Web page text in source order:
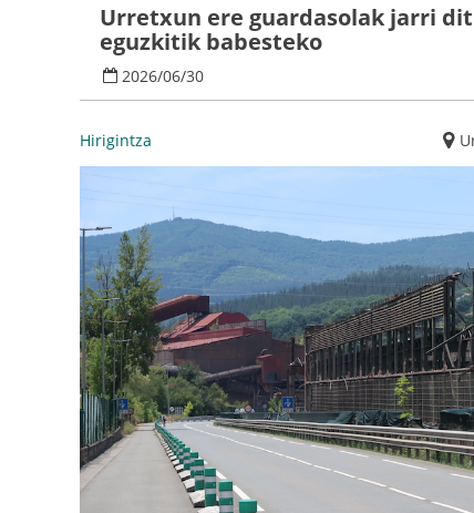
Urretxun ere guardasolak jarri
eguzkitik babesteko
2026/06/30
Hirigintza